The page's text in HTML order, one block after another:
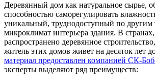
Деревянный дом как натуральное сырье,
способностью саморегулировать
уникальный, труднодоступный по другим
микроклимат интерьера здания. В
распространено деревянное
житель этих домов живет на десяток лет
материал предоставлен компанией СК-
эксперты выделяют ряд преимуществ: